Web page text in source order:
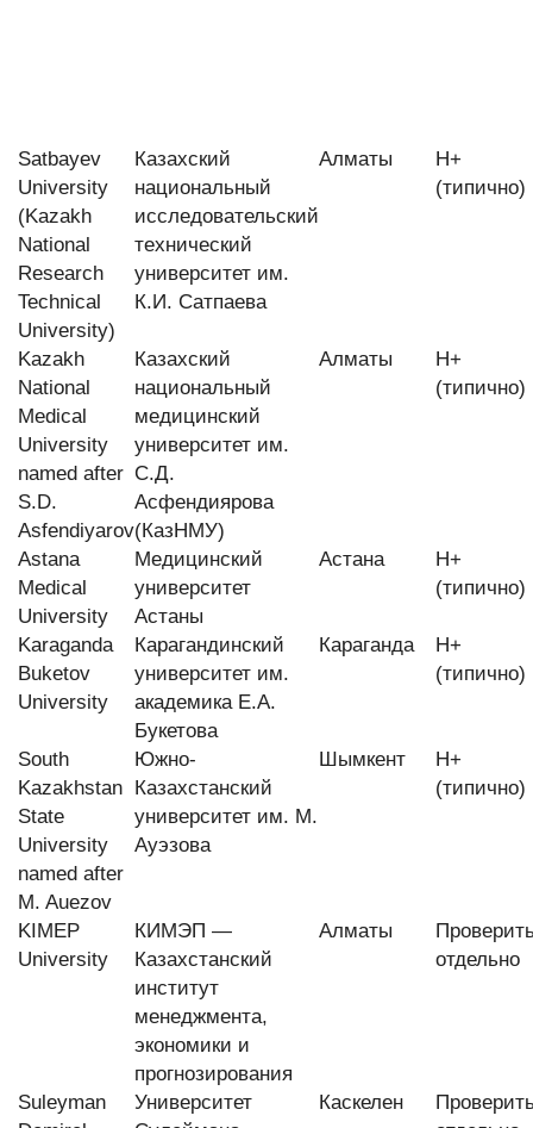
Satbayev
University
(Kazakh
National
Research
Technical
University)
Казахский
национальный
исследовательский
технический
университет им.
К.И. Сатпаева
Алматы
H+
(типично)
Kazakh
National
Medical
University
named after
S.D.
Asfendiyarov
Казахский
национальный
медицинский
университет им.
С.Д.
Асфендиярова
(КазНМУ)
Алматы
H+
(типично)
Astana
Medical
University
Медицинский
университет
Астаны
Астана
H+
(типично)
Karaganda
Buketov
University
Карагандинский
университет им.
академика Е.А.
Букетова
Караганда
H+
(типично)
South
Kazakhstan
State
University
named after
M. Auezov
Южно-
Казахстанский
университет им. М.
Ауэзова
Шымкент
H+
(типично)
KIMEP
University
КИМЭП —
Казахстанский
институт
менеджмента,
экономики и
прогнозирования
Алматы
отдельно
Suleyman
Университет
Каскелен